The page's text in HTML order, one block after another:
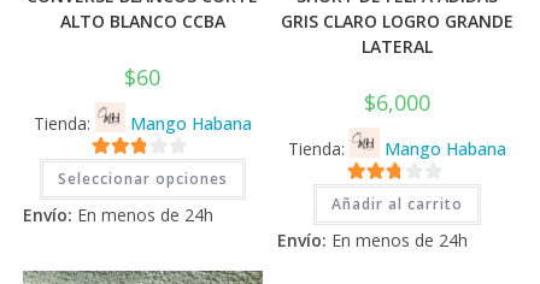
ALTO BLANCO CCBA
$60
Tienda: Mango Habana
2.71
de 5
Seleccionar opciones
Este
producto
tiene
variantes.
opciones
Envío: En menos de 24h
GRIS CLARO LOGRO GRANDE
LATERAL
$6,000
Tienda: Mango Habana
2.71
de 5
Añadir al carrito
Envío: En menos de 24h